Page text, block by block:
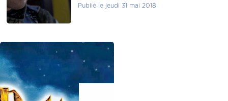
Publié le jeudi 31 mai 2018